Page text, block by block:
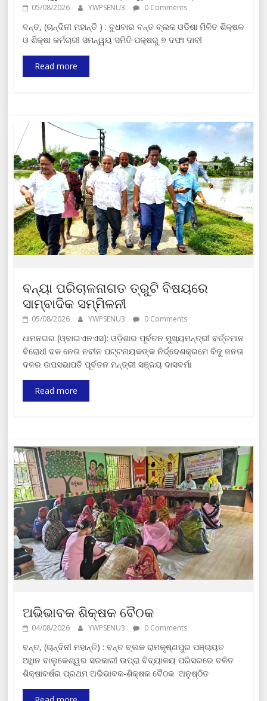
05/08/2026 YWPSENU3 0 Comments
ବନ୍ତ, (ଚାନ୍ଦିନୀ ମହାନ୍ତି ) : ବୁଧବାର ବନ୍ତ ବ୍ଲକ ଓଡିଶା ମିଳିତ ଶିକ୍ଷକ
ଓ ଶିକ୍ଷା କର୍ମଚାରୀ ସମନ୍ୱୟ ସମିତି ପକ୍ଷରୁ ୭ ଦଫା ଦାବୀ
Read more
ବନ୍ୟା ପରିଚାଳନାଗତ ତ୍ରୁଟି ବିଷୟରେ
ସାମ୍ବାଦିକ ସମ୍ମିଳନୀ
05/08/2026 YWPSENU3 0 Comments
ଧାମନଗର (ଓ୍ବାଇଏନଏସ): ଓଡ଼ିଶାର ପୂର୍ବତନ ମୁଖ୍ୟମନ୍ତ୍ରୀ ବର୍ତ୍ତମାନ
ବିରୋଧୀ ଦଳ ନେତା ନବୀନ ପଟ୍ଟନାୟକଙ୍କ ନିର୍ଦ୍ଦେଶକ୍ରମେ ବିଜୁ ଜନତା
ଦଳର ଉପସଭାପତି ପୂର୍ବତନ ମନ୍ତ୍ରୀ ସଞ୍ଜୟ ଦାସବର୍ମା
Read more
ଅଭିଭାବକ ଶିକ୍ଷକ ବୈଠକ
04/08/2026 YWPSENU3 0 Comments
ବନ୍ତ, (ଚାନ୍ଦିନୀ ମହାନ୍ତି) : ବନ୍ତ ବ୍ଲକ ରାମକୃଷ୍ଣପୁର ପଞ୍ଚାୟତ
ଅଧିନ ବାଲୁକେଶ୍ୱର ସରକାରୀ ଉପ୍ରା ବିଦ୍ୟାଳୟ ପରିସରରେ ଚଳିତ
ଶିକ୍ଷାବର୍ଷର ପ୍ରଥମ ଅଭିଭାବକ-ଶିକ୍ଷକ ବୈଠକ ଅନୁଷ୍ଠିତ